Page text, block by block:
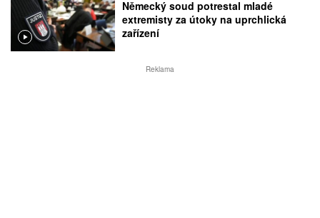
Německý soud potrestal mladé
extremisty za útoky na uprchlická
zařízení
Reklama